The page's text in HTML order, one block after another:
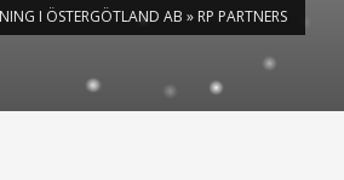
I ÖSTERGÖTLAND AB » RP PARTNERS